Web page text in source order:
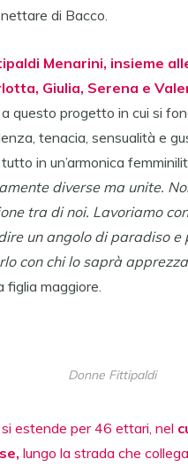
di Bacco.
Menarini, insieme
Giulia, Serena e
questo progetto in cui si
tenacia, sensualità e
in un’armonica
diverse ma unite.
tra di noi. Lavoriamo
un angolo di paradiso e
con chi lo saprà
figlia maggiore.
Donne Fittipaldi
si estende per 46 ettari, nel
lungo la strada che